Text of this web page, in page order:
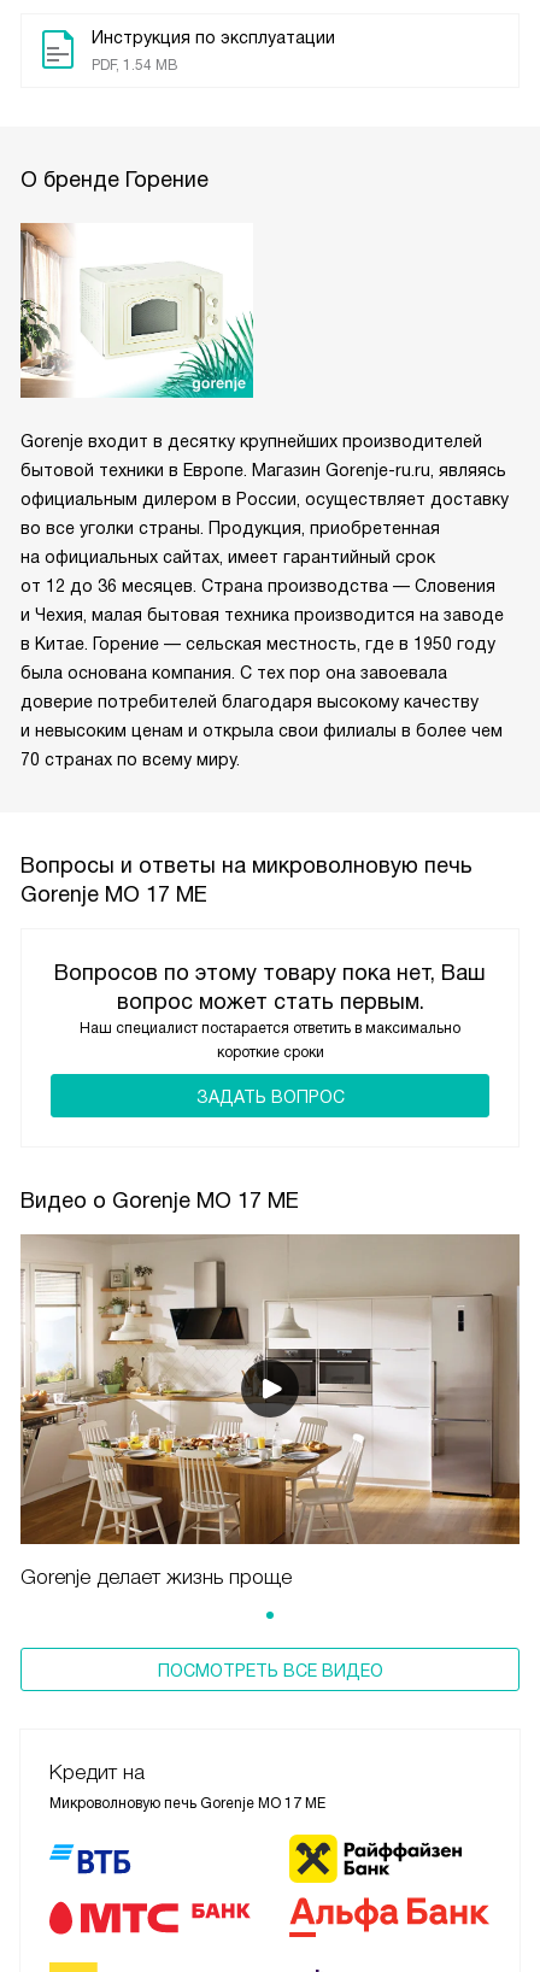
Инструкция по эксплуатации
PDF, 1.54 MB
О бренде Горение
Gorenje входит в десятку крупнейших производителей
бытовой техники в Европе. Магазин Gorenje-ru.ru, являясь
официальным дилером в России, осуществляет доставку
во все уголки страны. Продукция, приобретенная
на официальных сайтах, имеет гарантийный срок
от 12 до 36 месяцев. Страна производства — Словения
и Чехия, малая бытовая техника производится на заводе
в Китае. Горение — сельская местность, где в 1950 году
была основана компания. С тех пор она завоевала
доверие потребителей благодаря высокому качеству
и невысоким ценам и открыла свои филиалы в более чем
70 странах по всему миру.
Вопросы и ответы на микроволновую печь
Gorenje MO 17 ME
Вопросов по этому товару пока нет, Ваш
вопрос может стать первым.
Наш специалист постарается ответить в максимально
короткие сроки
ЗАДАТЬ ВОПРОС
Видео о Gorenje MO 17 ME
Gorenje делает жизнь проще
ПОСМОТРЕТЬ ВСЕ ВИДЕО
Кредит на
Микроволновую печь Gorenje MO 17 ME